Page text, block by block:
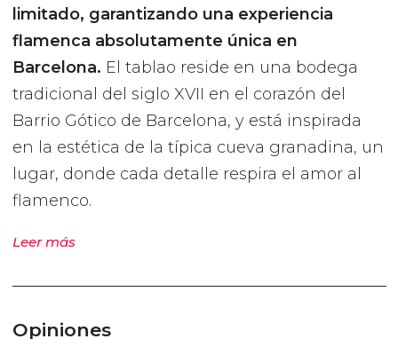
limitado, garantizando una experiencia
flamenca absolutamente única en
Barcelona. El tablao reside en una bodega
tradicional del siglo XVII en el corazón del
Barrio Gótico de Barcelona, y está inspirada
en la estética de la típica cueva granadina, un
lugar, donde cada detalle respira el amor al
flamenco.
Leer más
Opiniones